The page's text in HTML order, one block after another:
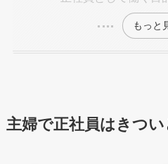
もっと
主婦で正社員はきつ